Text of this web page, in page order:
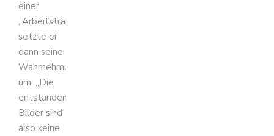
einer
„Arbeitstrance“
setzte er
dann seine
Wahrnehmungen
um. „Die
entstandenen
Bilder sind
also keine